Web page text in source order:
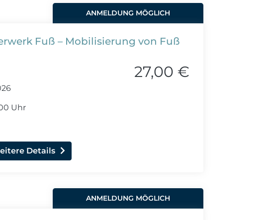
ANMELDUNG MÖGLICH
Fuß – Mobilisierung von Fuß
Uhr
27,00 €
Details
ANMELDUNG MÖGLICH